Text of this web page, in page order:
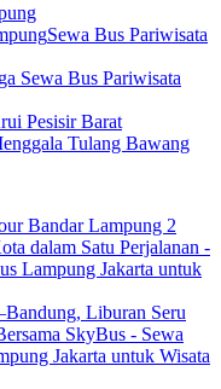
Sewa Bus Pariwisata
Sewa Bus Pariwisata
Pesisir Barat
Tulang Bawang
Bandar Lampung 2
dalam Satu Perjalanan -
Lampung Jakarta untuk
Liburan Seru
SkyBus - Sewa
Jakarta untuk Wisata